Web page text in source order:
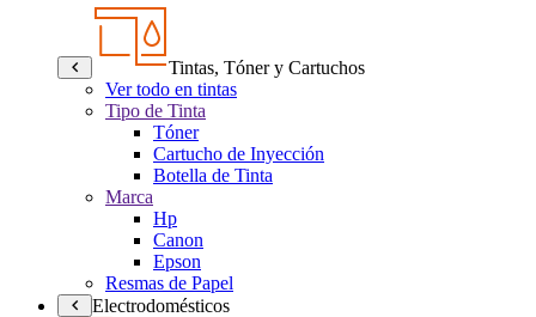
Tintas, Tóner y Cartuchos
Ver todo en tintas
Tipo de Tinta
Tóner
Cartucho de Inyección
Botella de Tinta
Marca
Hp
Canon
Epson
Resmas de Papel
Electrodomésticos